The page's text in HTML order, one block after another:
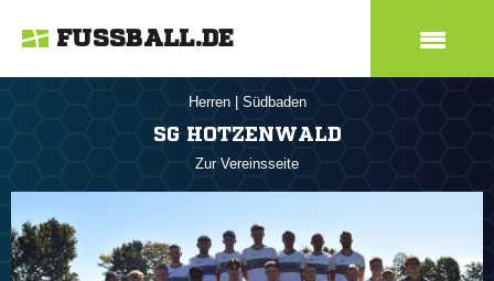
FUSSBALL.DE
Herren Südbaden
SG HOTZENWALD
Zur Vereinsseite